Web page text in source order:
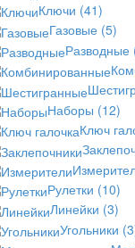
Ключи (41)
Газовые (5)
Разводные
Наборы (12)
Ключ
Рулетки (10)
Линейки (3)
Угольники